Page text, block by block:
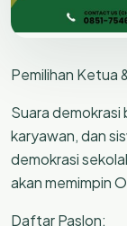
Pemilihan Ketua
Suara demokrasi
karyawan, dan
demokrasi
akan memimpin
Daftar Paslon: